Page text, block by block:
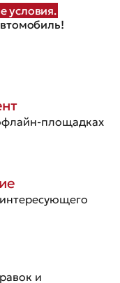
условия.
площадках
и